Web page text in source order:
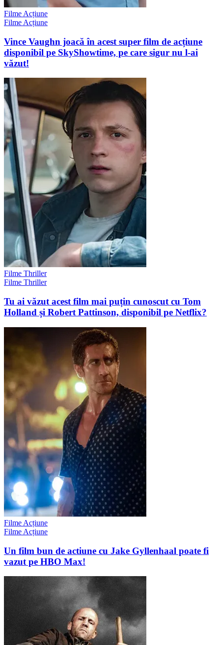
Filme Acțiune
Filme Acțiune
Vince Vaughn joacă în acest super film de acțiune
disponibil pe SkyShowtime, pe care sigur nu l-ai
văzut!
Filme Thriller
Filme Thriller
Tu ai văzut acest film mai puțin cunoscut cu Tom
Holland și Robert Pattinson, disponibil pe Netflix?
Filme Acțiune
Filme Acțiune
Un film bun de actiune cu Jake Gyllenhaal poate fi
vazut pe HBO Max!